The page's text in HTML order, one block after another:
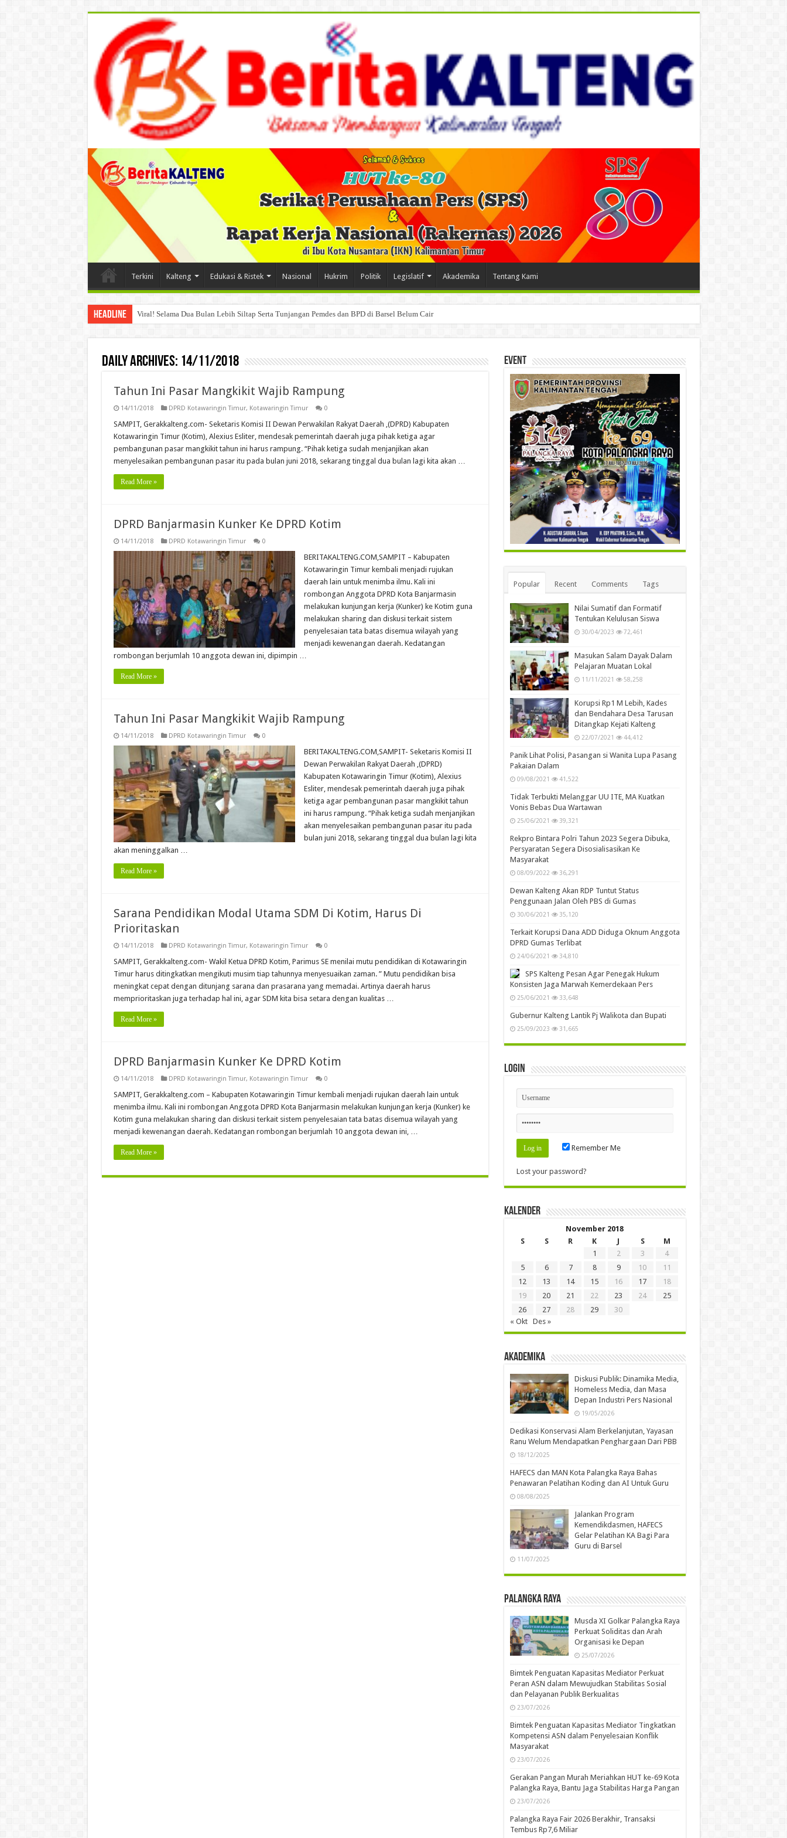
Terkini Kalteng Edukasi & Ristek Nasional Hukrim Politik Legislatif Akademika Tentang Kami
Headline Viral! Selama Dua Bulan Lebih Siltap Serta Tunjangan Pemdes dan BPD di Barsel Belum Cair
Daily Archives: 14/11/2018
Tahun Ini Pasar Mangkikit Wajib Rampung
14/11/2018 DPRD Kotawaringin Timur, Kotawaringin Timur 0
SAMPIT, Gerakkalteng.com- Seketaris Komisi II Dewan Perwakilan Rakyat Daerah ,(DPRD) Kabupaten
Kotawaringin Timur (Kotim), Alexius Esliter, mendesak pemerintah daerah juga pihak ketiga agar
pembangunan pasar mangkikit tahun ini harus rampung. “Pihak ketiga sudah menjanjikan akan
menyelesaikan pembangunan pasar itu pada bulan juni 2018, sekarang tinggal dua bulan lagi kita akan …
Read More »
DPRD Banjarmasin Kunker Ke DPRD Kotim
14/11/2018 DPRD Kotawaringin Timur 0
BERITAKALTENG.COM,SAMPIT – Kabupaten
Kotawaringin Timur kembali menjadi rujukan
daerah lain untuk menimba ilmu. Kali ini
rombongan Anggota DPRD Kota Banjarmasin
melakukan kunjungan kerja (Kunker) ke Kotim guna
melakukan sharing dan diskusi terkait sistem
penyelesaian tata batas disemua wilayah yang
menjadi kewenangan daerah. Kedatangan
rombongan berjumlah 10 anggota dewan ini, dipimpin …
Read More »
Tahun Ini Pasar Mangkikit Wajib Rampung
14/11/2018 DPRD Kotawaringin Timur 0
BERITAKALTENG.COM,SAMPIT- Seketaris Komisi II
Dewan Perwakilan Rakyat Daerah ,(DPRD)
Kabupaten Kotawaringin Timur (Kotim), Alexius
Esliter, mendesak pemerintah daerah juga pihak
ketiga agar pembangunan pasar mangkikit tahun
ini harus rampung. “Pihak ketiga sudah menjanjikan
akan menyelesaikan pembangunan pasar itu pada
bulan juni 2018, sekarang tinggal dua bulan lagi kita
akan meninggalkan …
Read More »
Sarana Pendidikan Modal Utama SDM Di Kotim, Harus Di
Prioritaskan
14/11/2018 DPRD Kotawaringin Timur, Kotawaringin Timur 0
SAMPIT, Gerakkalteng.com- Wakil Ketua DPRD Kotim, Parimus SE menilai mutu pendidikan di Kotawaringin
Timur harus ditingkatkan mengikuti musim tiap tahunnya menyesuaikan zaman. ” Mutu pendidikan bisa
meningkat cepat dengan ditunjang sarana dan prasarana yang memadai. Artinya daerah harus
memprioritaskan juga terhadap hal ini, agar SDM kita bisa setara dengan kualitas …
Read More »
DPRD Banjarmasin Kunker Ke DPRD Kotim
14/11/2018 DPRD Kotawaringin Timur, Kotawaringin Timur 0
SAMPIT, Gerakkalteng.com – Kabupaten Kotawaringin Timur kembali menjadi rujukan daerah lain untuk
menimba ilmu. Kali ini rombongan Anggota DPRD Kota Banjarmasin melakukan kunjungan kerja (Kunker) ke
Kotim guna melakukan sharing dan diskusi terkait sistem penyelesaian tata batas disemua wilayah yang
menjadi kewenangan daerah. Kedatangan rombongan berjumlah 10 anggota dewan ini, …
Read More »
Event
Popular Recent Comments Tags
Nilai Sumatif dan Formatif
Tentukan Kelulusan Siswa
30/04/2023 72,461
Masukan Salam Dayak Dalam
Pelajaran Muatan Lokal
11/11/2021 58,258
Korupsi Rp1 M Lebih, Kades
dan Bendahara Desa Tarusan
Ditangkap Kejati Kalteng
22/07/2021 44,412
Panik Lihat Polisi, Pasangan si Wanita Lupa Pasang
Pakaian Dalam
09/08/2021 41,522
Tidak Terbukti Melanggar UU ITE, MA Kuatkan
Vonis Bebas Dua Wartawan
25/06/2021 39,321
Rekpro Bintara Polri Tahun 2023 Segera Dibuka,
Persyaratan Segera Disosialisasikan Ke
Masyarakat
08/09/2022 36,291
Dewan Kalteng Akan RDP Tuntut Status
Penggunaan Jalan Oleh PBS di Gumas
30/06/2021 35,120
Terkait Korupsi Dana ADD Diduga Oknum Anggota
DPRD Gumas Terlibat
24/06/2021 34,810
SPS Kalteng Pesan Agar Penegak Hukum
Konsisten Jaga Marwah Kemerdekaan Pers
25/06/2021 33,648
Gubernur Kalteng Lantik Pj Walikota dan Bupati
25/09/2023 31,665
Login
Remember Me
Lost your password?
Kalender
November 2018
S
S R K J S
M
1
2 3
4
5
6 7 8 9 10
11
12
13 14 15 16 17
18
19
20 21 22 23 24
25
26
27 28 29
30
« Okt
Des »
Akademika
Diskusi Publik: Dinamika Media,
Homeless Media, dan Masa
Depan Industri Pers Nasional
19/05/2026
Dedikasi Konservasi Alam Berkelanjutan, Yayasan
Ranu Welum Mendapatkan Penghargaan Dari PBB
18/12/2025
HAFECS dan MAN Kota Palangka Raya Bahas
Penawaran Pelatihan Koding dan AI Untuk Guru
08/08/2025
Jalankan Program
Kemendikdasmen, HAFECS
Gelar Pelatihan KA Bagi Para
Guru di Barsel
11/07/2025
Palangka Raya
Musda XI Golkar Palangka Raya
Perkuat Soliditas dan Arah
Organisasi ke Depan
25/07/2026
Bimtek Penguatan Kapasitas Mediator Perkuat
Peran ASN dalam Mewujudkan Stabilitas Sosial
dan Pelayanan Publik Berkualitas
23/07/2026
Bimtek Penguatan Kapasitas Mediator Tingkatkan
Kompetensi ASN dalam Penyelesaian Konflik
Masyarakat
23/07/2026
Gerakan Pangan Murah Meriahkan HUT ke-69 Kota
Palangka Raya, Bantu Jaga Stabilitas Harga Pangan
23/07/2026
Palangka Raya Fair 2026 Berakhir, Transaksi
Tembus Rp7,6 Miliar